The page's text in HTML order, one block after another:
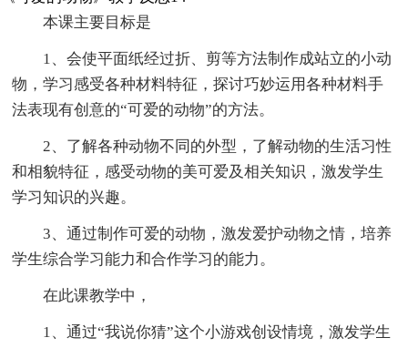
本课主要目标是
1、会使平面纸经过折、剪等方法制作成站立的小动
物，学习感受各种材料特征，探讨巧妙运用各种材料手
法表现有创意的“可爱的动物”的方法。
2、了解各种动物不同的外型，了解动物的生活习性
和相貌特征，感受动物的美可爱及相关知识，激发学生
学习知识的兴趣。
3、通过制作可爱的动物，激发爱护动物之情，培养
学生综合学习能力和合作学习的能力。
在此课教学中，
1、通过“我说你猜”这个小游戏创设情境，激发学生